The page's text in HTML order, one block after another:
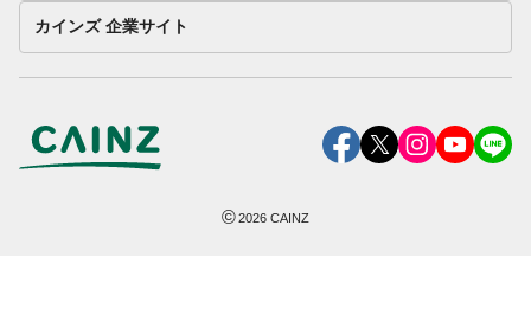
カインズ 企業サイト
©2026 CAINZ